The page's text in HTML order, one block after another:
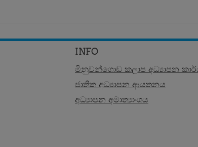
INFO
මිනුවන්ගොඩ කලාප අධ්‍යාපන
ජාතික අධ්‍යාපන ආයතනය
අධ්‍යාපන අමාත්‍යාංශය